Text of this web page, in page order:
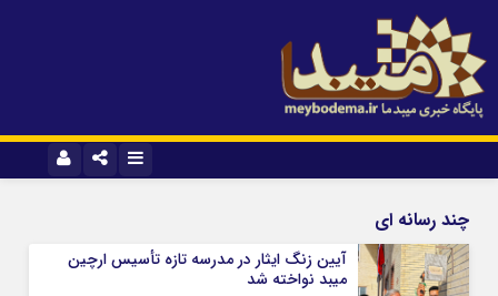
رمز عبور
چند رسانه ای
آیین زنگ ایثار در مدرسه تازه تأسیس ارچین
میبد نواخته شد